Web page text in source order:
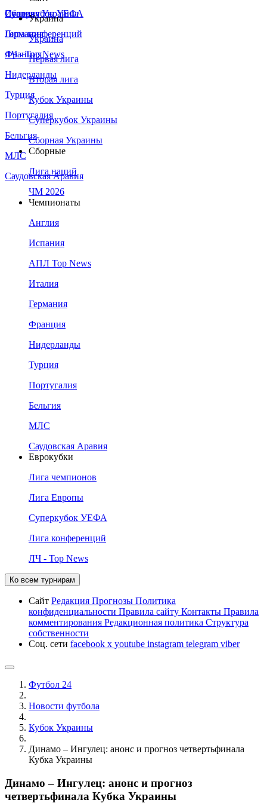
Сборная Украины
Италия
Германия
Франция
Нидерланды
Турция
Португалия
Бельгия
МЛС
Саудовская Аравия
Суперкубок УЕФА
Лига конференций
ЛЧ - Top News
Украина
Украина
Первая лига
Вторая лига
Кубок Украины
Суперкубок Украины
Сборная Украины
Сборные
Лига наций
ЧМ 2026
Чемпионаты
Англия
Испания
АПЛ Top News
Италия
Германия
Франция
Нидерланды
Турция
Португалия
Бельгия
МЛС
Саудовская Аравия
Еврокубки
Лига чемпионов
Лига Европы
Суперкубок УЕФА
Лига конференций
ЛЧ - Top News
Ко всем турнирам
Сайт Редакция Прогнозы Политика
конфиденциальности Правила сайту Контакты Правила
комментирования Редакционная политика Структура
собственности
Соц. сети facebook x youtube instagram telegram viber
Футбол 24
Новости футбола
Кубок Украины
Динамо – Ингулец: анонс и прогноз четвертьфинала
Кубка Украины
Динамо – Ингулец: анонс и прогноз
четвертьфинала Кубка Украины